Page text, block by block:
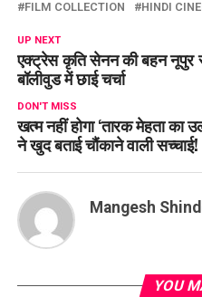
FILM COLLECTION
HINDI
UP NEXT
एक्ट्रेस कृति सेनन की बहन नूपुर
बॉलीवुड में छाई चर्चा
DON'T MISS
खत्म नहीं होगा ‘तारक मेहता का
ने खुद बताई चौंकाने वाली सच्चाई!
Mangesh
YOU